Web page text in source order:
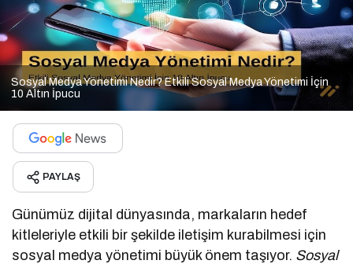
Sosyal Medya Yönetimi Nedir? Etkili Sosyal Medya Yönetimi İçin
10 Altın İpucu
PAYLAŞ
Günümüz dijital dünyasında, markaların hedef
kitleleriyle etkili bir şekilde iletişim kurabilmesi için
sosyal medya yönetimi büyük önem taşıyor. Sosyal